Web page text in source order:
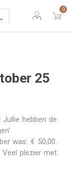
0
25
hebben de
was: € 50,00.
Veel plezier met